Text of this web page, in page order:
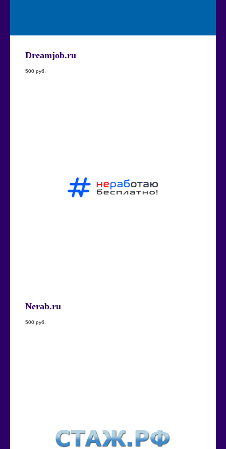
Dreamjob.ru
500 руб.
Nerab.ru
500 руб.